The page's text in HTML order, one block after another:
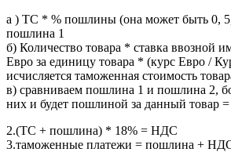
а ) ТС * % пошлины (она может быть 0,
пошлина 1
б) Количество товара * ставка ввозной
Евро за единицу товара * (курс Евро /
исчисляется таможенная стоимость
в) сравниваем пошлина 1 и пошлина 2,
них и будет пошлиной за данный товар
2.(ТС + пошлина) * 18% = НДС
3.таможенные платежи = пошлина +